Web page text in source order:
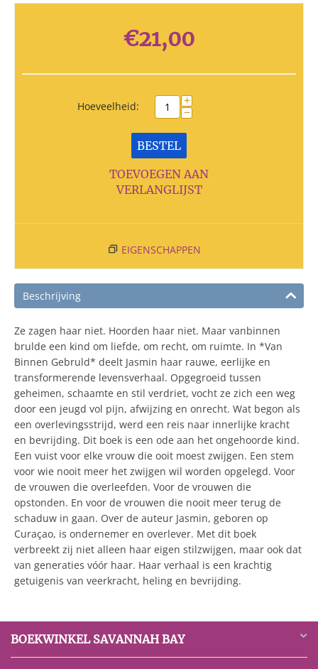
€21,00
Hoeveelheid: +
−
BESTEL
TOEVOEGEN AAN
VERLANGLIJST
EIGENSCHAPPEN
Beschrijving
Ze zagen haar niet. Hoorden haar niet. Maar vanbinnen
brulde een kind om liefde, om recht, om ruimte. In *Van
Binnen Gebruld* deelt Jasmin haar rauwe, eerlijke en
transformerende levensverhaal. Opgegroeid tussen
geheimen, schaamte en stil verdriet, vocht ze zich een weg
door een jeugd vol pijn, afwijzing en onrecht. Wat begon als
een overlevingsstrijd, werd een reis naar innerlijke kracht
en bevrijding. Dit boek is een ode aan het ongehoorde kind.
Een vuist voor elke vrouw die ooit moest zwijgen. Een stem
voor wie nooit meer het zwijgen wil worden opgelegd. Voor
de vrouwen die overleefden. Voor de vrouwen die
opstonden. En voor de vrouwen die nooit meer terug de
schaduw in gaan. Over de auteur Jasmin, geboren op
Curaçao, is ondernemer en overlever. Met dit boek
verbreekt zij niet alleen haar eigen stilzwijgen, maar ook dat
van generaties vóór haar. Haar verhaal is een krachtig
getuigenis van veerkracht, heling en bevrijding.
BOEKWINKEL SAVANNAH BAY